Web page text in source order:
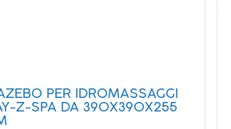
PER IDROMASSAGGI
Z-SPA DA 390X390X255